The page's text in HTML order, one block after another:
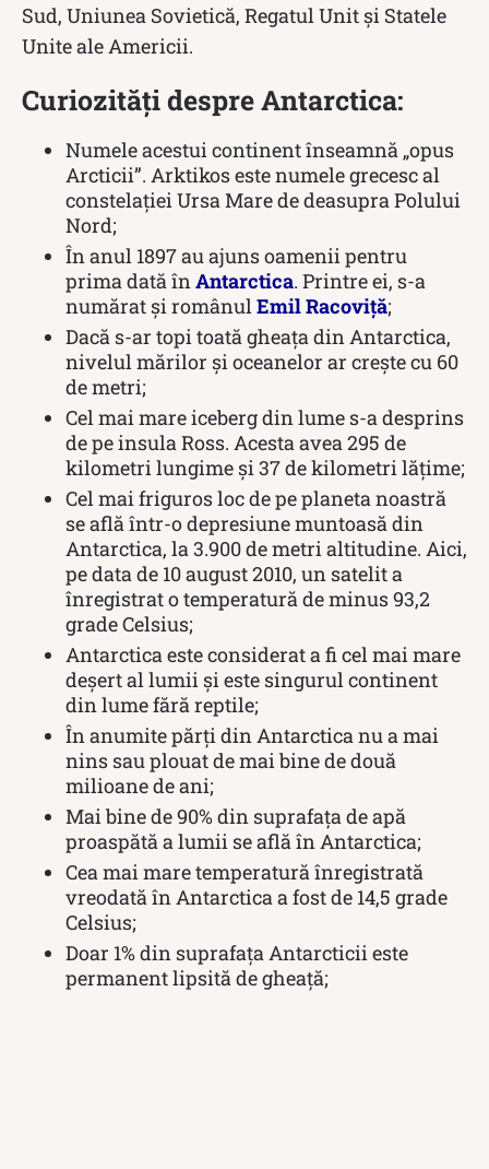
Sud, Uniunea Sovietică, Regatul Unit și Statele
Unite ale Americii.
Curiozități despre Antarctica:
Numele acestui continent înseamnă „opus
Arcticii”. Arktikos este numele grecesc al
constelației Ursa Mare de deasupra Polului
Nord;
În anul 1897 au ajuns oamenii pentru
prima dată înAntarctica. Printre ei, s-a
numărat și românulEmil Racoviță;
Dacă s-ar topi toată gheața din Antarctica,
nivelul mărilor și oceanelor ar crește cu 60
de metri;
Cel mai mare iceberg din lume s-a desprins
de pe insula Ross. Acesta avea 295 de
kilometri lungime și 37 de kilometri lățime;
Cel mai friguros loc de pe planeta noastră
se află într-o depresiune muntoasă din
Antarctica, la 3.900 de metri altitudine. Aici,
pe data de 10 august 2010, un satelit a
înregistrat o temperatură de minus 93,2
grade Celsius;
Antarctica este considerat a fi cel mai mare
deșert al lumii și este singurul continent
din lume fără reptile;
În anumite părți din Antarctica nu a mai
nins sau plouat de mai bine de două
milioane de ani;
Mai bine de 90% din suprafața de apă
proaspătă a lumii se află în Antarctica;
Cea mai mare temperatură înregistrată
vreodată în Antarctica a fost de 14,5 grade
Celsius;
Doar 1% din suprafața Antarcticii este
permanent lipsită de gheață;